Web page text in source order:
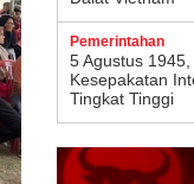
Pemerintahan
5 Agustus
Kesepakatan
Tingkat Tinggi